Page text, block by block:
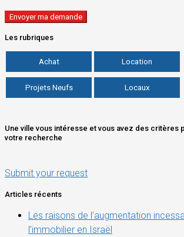
Les rubriques
Achat Location
Projets Neufs Locaux
Une ville vous intéresse et vous avez des critères
votre recherche
Submit your request
Articles récents
Les raisons de l’augmentation
l’immobilier en Israël